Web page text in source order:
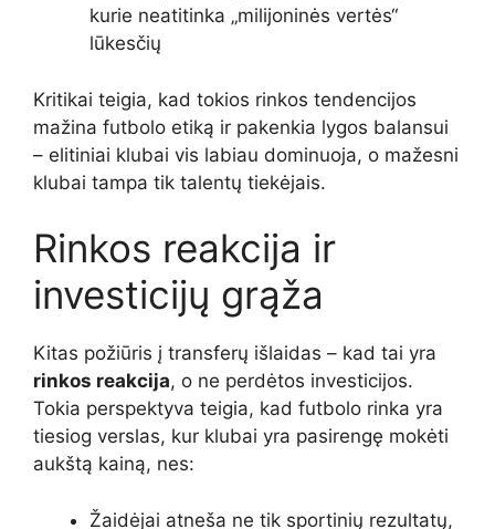
kurie neatitinka „milijoninės vertės“
lūkesčių
Kritikai teigia, kad tokios rinkos tendencijos
mažina futbolo etiką ir pakenkia lygos balansui
– elitiniai klubai vis labiau dominuoja, o mažesni
klubai tampa tik talentų tiekėjais.
Rinkos reakcija ir
investicijų grąža
Kitas požiūris į transferų išlaidas – kad tai yra
rinkos reakcija, o ne perdėtos investicijos.
Tokia perspektyva teigia, kad futbolo rinka yra
tiesiog verslas, kur klubai yra pasirengę mokėti
aukštą kainą, nes:
Žaidėjai atneša ne tik sportinių rezultatų,